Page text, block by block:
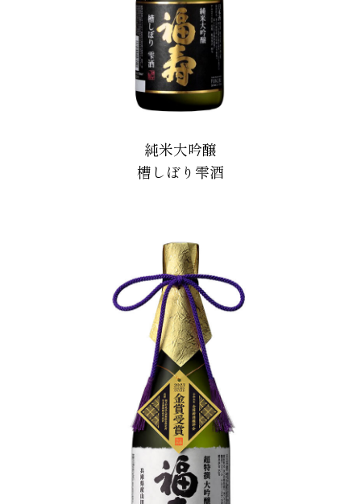
純米大吟醸
槽しぼり雫酒